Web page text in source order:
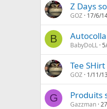
Z Days
GOZ 17/6/
B
BabyDoLL
Tee SHirt
GOZ 1/11/
G Produits
Gazzman